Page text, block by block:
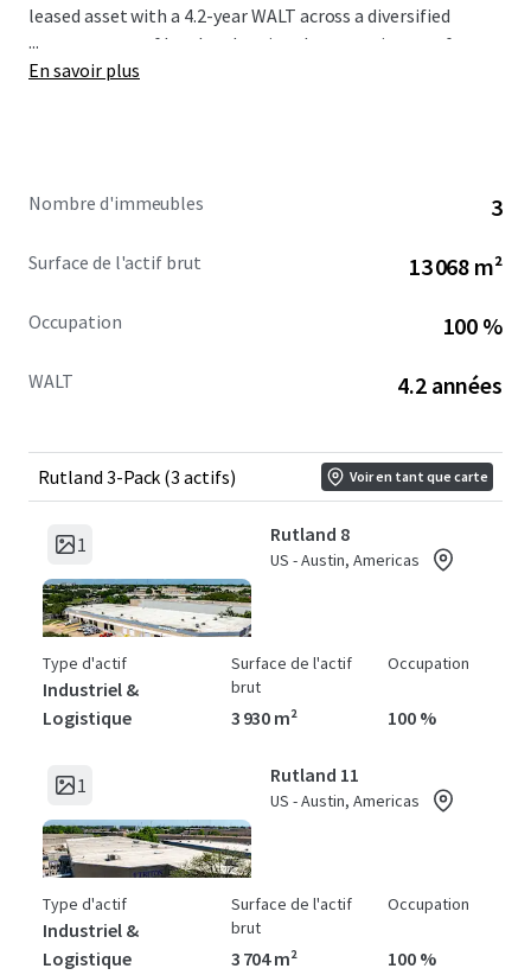
leased asset with a 4.2-year WALT across a diversified
tenant roster of local and regional tenants in one of
America’s most robust MSAs.
...
En savoir plus
Nombre d'immeubles 3
Surface de l'actif brut 13 068 m²
Occupation 100 %
WALT 4.2 années
Rutland 3-Pack (3 actifs) Voir en tant que carte
1 Rutland 8
US - Austin, Americas
Type d'actif
Industriel &
Logistique
Surface de l'actif
brut
3 930 m²
Occupation
100 %
1 Rutland 11
US - Austin, Americas
Type d'actif
Industriel &
Logistique
Surface de l'actif
brut
3 704 m²
Occupation
100 %